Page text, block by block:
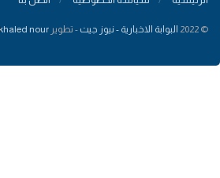
© 2022 البوابة الاخبارية - نيوز جيت- تطوير khaled nour
.